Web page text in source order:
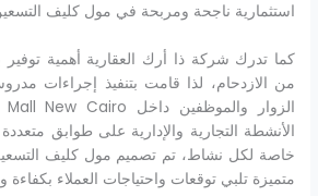
استثمارية ناجحة ومربحة في مول كليف
كما تدرك شركة ذا أرك العقارية أهمية
من الازدحام، لذا قامت بتنفيذ إجراءات
الأنشطة التجارية والإدارية على طوابق
خاصة لكل نشاط، تم تصميم مول كليف
متميزة تلبي توقعات واحتياجات العملاء بكفاءة